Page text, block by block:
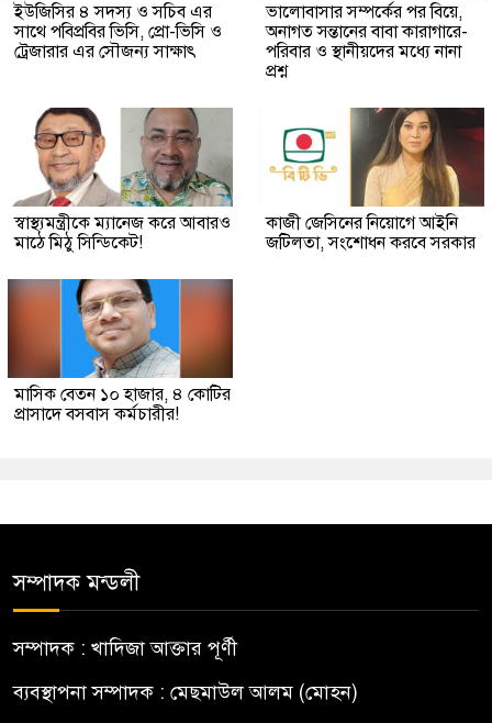
ইউজিসির ৪ সদস্য ও সচিব এর
সাথে পবিপ্রবির ভিসি, প্রো-ভিসি ও
ট্রেজারার এর সৌজন্য সাক্ষাৎ
ভালোবাসার সম্পর্কের পর বিয়ে,
অনাগত সন্তানের বাবা কারাগারে-
পরিবার ও স্থানীয়দের মধ্যে নানা
প্রশ্ন
স্বাস্থ্যমন্ত্রীকে ম্যানেজ করে আবারও
মাঠে মিঠু সিন্ডিকেট!
কাজী জেসিনের নিয়োগে আইনি
জটিলতা, সংশোধন করবে সরকার
মাসিক বেতন ১০ হাজার, ৪ কোটির
প্রাসাদে বসবাস কর্মচারীর!
সম্পাদক মন্ডলী
সম্পাদক : খাদিজা আক্তার পূর্ণী
ব্যবস্থাপনা সম্পাদক : মেছমাউল আলম (মোহন)